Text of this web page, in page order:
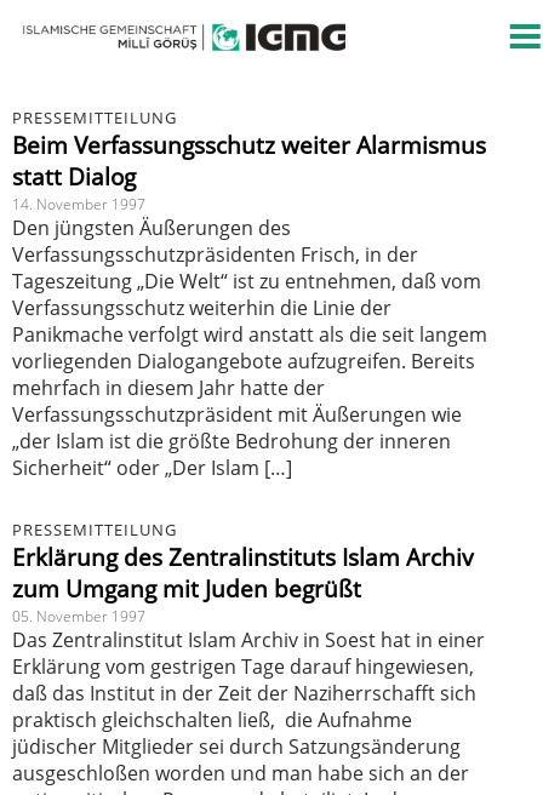
PRESSEMITTEILUNG
Beim Verfassungsschutz weiter Alarmismus
statt Dialog
14. November 1997
Den jüngsten Äußerungen des
Verfassungsschutzpräsidenten Frisch, in der
Tageszeitung „Die Welt“ ist zu entnehmen, daß vom
Verfassungsschutz weiterhin die Linie der
Panikmache verfolgt wird anstatt als die seit langem
vorliegenden Dialogangebote aufzugreifen. Bereits
mehrfach in diesem Jahr hatte der
Verfassungsschutzpräsident mit Äußerungen wie
„der Islam ist die größte Bedrohung der inneren
Sicherheit“ oder „Der Islam […]
PRESSEMITTEILUNG
Erklärung des Zentralinstituts Islam Archiv
zum Umgang mit Juden begrüßt
05. November 1997
Das Zentralinstitut Islam Archiv in Soest hat in einer
Erklärung vom gestrigen Tage darauf hingewiesen,
daß das Institut in der Zeit der Naziherrschafft sich
praktisch gleichschalten ließ, die Aufnahme
jüdischer Mitglieder sei durch Satzungsänderung
ausgeschloßen worden und man habe sich an der